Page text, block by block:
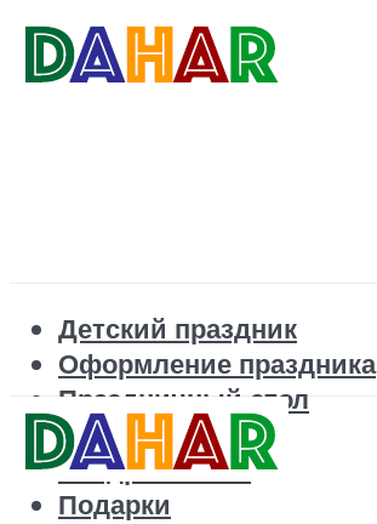
Детский праздник
Оформление праздника
Праздничный стол
Корпоратив
Поздравления
Подарки